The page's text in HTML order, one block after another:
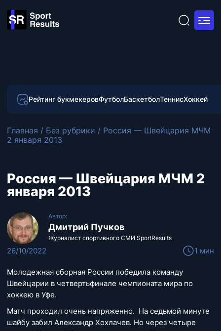
Рейтинг букмекеровФутболБаскетболТеннисХоккей
Главная / Без рубрики / Россия — Швейцария МЧМ
2 января 2013
Россия — Швейцария МЧМ 2
января 2013
Автор:
Дмитрий Пучков
Журналист спортивного СМИ SportResults
26/10/2022 1 мин
Молодежная сборная России победила команду
Швейцарии в четвертьфинале чемпионата мира по
хоккею в Уфе.
Матч проходил очень напряженно. На седьмой минуте
шайбу забил Александр Хохлачев. Но через четыре